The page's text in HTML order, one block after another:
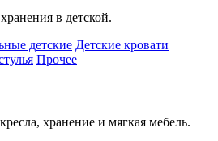
в детской.
детские Детские кровати
Прочее
хранение и мягкая мебель.